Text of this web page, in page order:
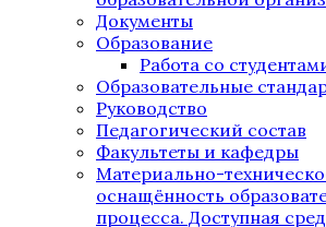
Документы
Образование
Работа со
Образовательные
Руководство
Педагогический состав
Факультеты и кафедры
Материально-
оснащённость
процесса. Доступная